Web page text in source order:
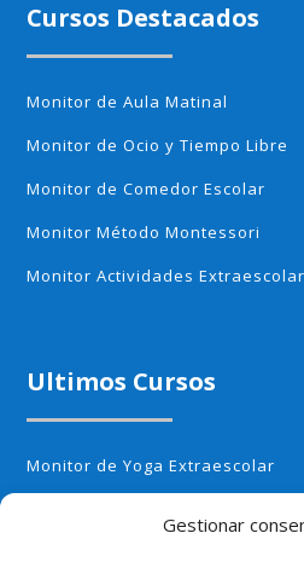
Gestionar
Cursos Destacados
Monitor de Aula Matinal
Monitor de Ocio y Tiempo Libre
Monitor de Comedor Escolar
Monitor Método Montessori
Monitor Actividades
Ultimos Cursos
Monitor de Yoga Extraescolar